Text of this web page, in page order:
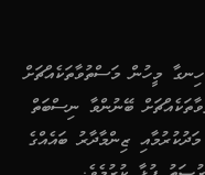
މީހުން މަސްތުވާތަކެއްޗަށް
ބޭނުންވާ ނިސްބަތް
ޒިންމާދާރު ބައެއްގެ